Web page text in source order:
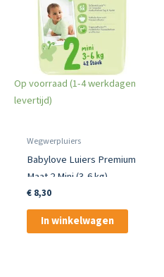
Op voorraad (1-4 werkdagen
levertijd)
Wegwerpluiers
Babylove Luiers Premium
Maat 2 Mini (3-6 kg)
€8,30
In winkelwagen